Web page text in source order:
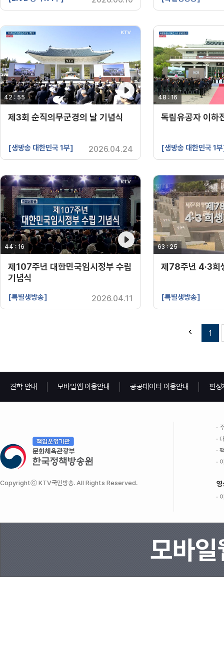
영상 재생시간
42 : 55
제3회 순직의무군경의 날 기념식
[생방송 대한민국 1부] 2026.04.24
영상 재생시간
48 : 16
독립유공자 이하
[생방송 대한민국 1
영상 재생시간
44 : 16
제107주년 대한민국임시정부 수립
기념식
[특별생방송] 2026.04.11
영상 재생시간
63 : 25
제78주년 4·3희
[특별생방송]
1
견학 안내 모바일앱 이용안내 공공데이터 이용안내 편성
Copyrightⓒ KTV국민방송. All Rights Reserved. 영
모바